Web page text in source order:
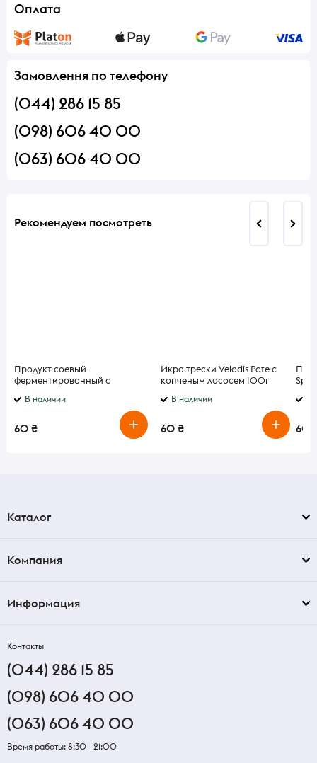
Оплата
Замовлення по телефону
(044) 286 15 85
(098) 606 40 00
(063) 606 40 00
Рекомендуем посмотреть
Продукт соевый
ферментированный с
В наличии
60 ₴
Икра трески Veladis Pate с
копченым лососем 100г
В наличии
60 ₴ 60
Каталог
Компания
Информация
Контакты
(044) 286 15 85
(098) 606 40 00
(063) 606 40 00
Время работы: 8:30—21:00